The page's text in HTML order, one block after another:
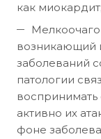
как миокардит;
возникающий
заболеваний
патологии
активно их
фоне